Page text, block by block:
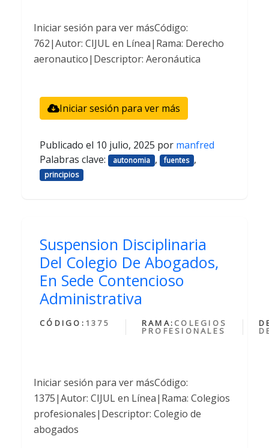
Iniciar sesión para ver másCódigo:
762|Autor: CIJUL en Línea|Rama: Derecho
aeronautico|Descriptor: Aeronáutica
Iniciar sesión para ver más
Publicado el 10 julio, 2025 por manfred
Palabras clave:
autonomia , fuentes ,
principios
Suspension Disciplinaria
Del Colegio De Abogados,
En Sede Contencioso
Administrativa
CÓDIGO: 1375 RAMA: COLEGIOS
PROFESIONALES
Iniciar sesión para ver másCódigo:
1375|Autor: CIJUL en Línea|Rama: Colegios
profesionales|Descriptor: Colegio de
abogados